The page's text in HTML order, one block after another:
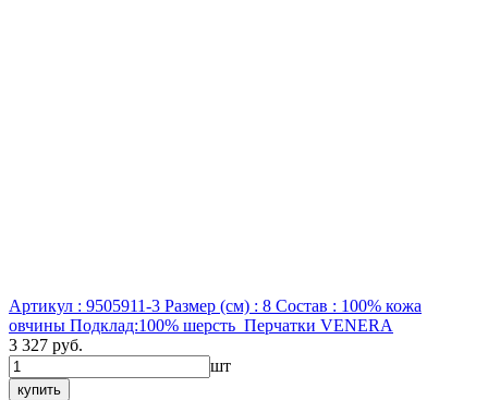
Артикул : 9505911-3 Размер (см) : 8 Состав : 100% кожа
овчины Подклад:100% шерсть Перчатки VENERA
3 327 руб.
шт
купить